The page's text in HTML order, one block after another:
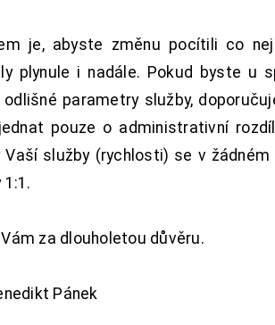
je, abyste změnu pocítili co
plynule i nadále. Pokud byste u
odlišné parametry služby,
pouze o administrativní
Vaší služby (rychlosti) se v
1:1.
za dlouholetou důvěru.
Pánek